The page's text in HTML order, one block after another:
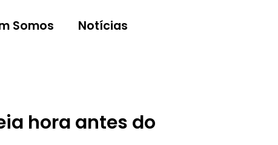
Somos Notícias
hora antes do